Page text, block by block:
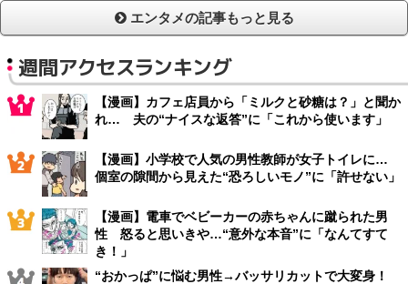
エンタメの記事もっと見る
週間アクセスランキング
【漫画】カフェ店員から「ミルクと砂糖は？」と聞か
れ… 夫の“ナイスな返答”に「これから使います」
【漫画】小学校で人気の男性教師が女子トイレに…
個室の隙間から見えた“恐ろしいモノ”に「許せない」
【漫画】電車でベビーカーの赤ちゃんに蹴られた男
性 怒ると思いきや…“意外な本音”に「なんてすて
き！」
“おかっぱ”に悩む男性→バッサリカットで大変身！